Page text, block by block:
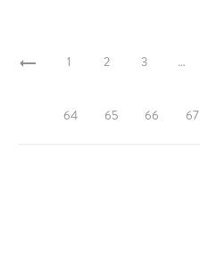
1 2 3 …
64 65 66 67